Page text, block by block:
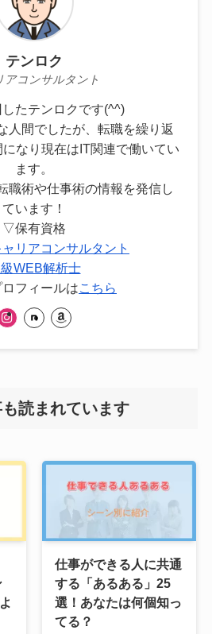
テンロク
アコンサルタント
たテンロクです(^^)
人間でしたが、転職を繰り返
なり現在はIT関連で働いてい
ます。
職術や仕事術の情報を発信し
ています！
▽保有資格
リアコンサルタント
級WEB解析士
フィールはこちら
読まれています
仕事ができる人に共通
する「あるある」25
選！あなたは何個知っ
てる？